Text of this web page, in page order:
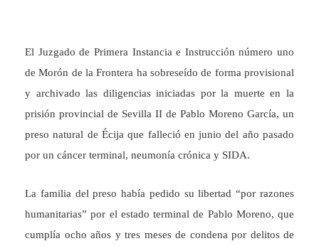
El Juzgado de Primera Instancia e Instrucción número uno
de Morón de la Frontera ha sobreseído de forma provisional
y archivado las diligencias iniciadas por la muerte en la
prisión provincial de Sevilla II de Pablo Moreno García, un
preso natural de Écija que falleció en junio del año pasado
por un cáncer terminal, neumonía crónica y SIDA.
La familia del preso había pedido su libertad “por razones
humanitarias” por el estado terminal de Pablo Moreno, que
cumplía ocho años y tres meses de condena por delitos de